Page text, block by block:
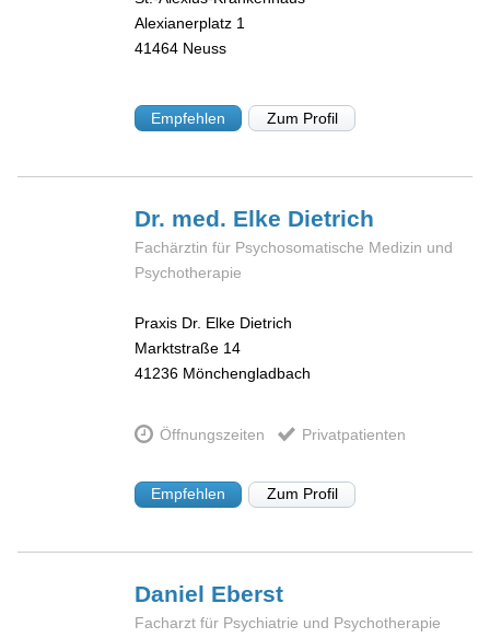
Alexianerplatz 1
41464 Neuss
Empfehlen Zum Profil
Dr. med. Elke Dietrich
Fachärztin für Psychosomatische Medizin und
Psychotherapie
Praxis Dr. Elke Dietrich
Marktstraße 14
41236 Mönchengladbach
Öffnungszeiten Privatpatienten
Empfehlen Zum Profil
Daniel Eberst
Facharzt für Psychiatrie und Psychotherapie